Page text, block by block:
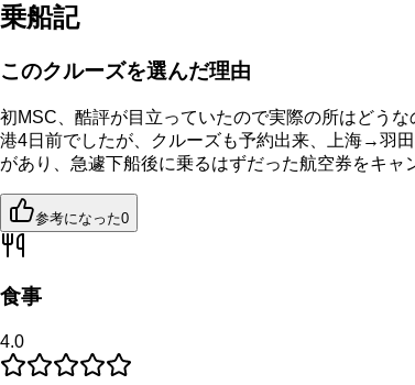
乗船記
このクルーズを選んだ理由
初MSC、酷評が目立っていたので実際の所はどう
港4日前でしたが、クルーズも予約出来、上海→羽
があり、急遽下船後に乗るはずだった航空券をキャ
参考になった0
食事
4.0